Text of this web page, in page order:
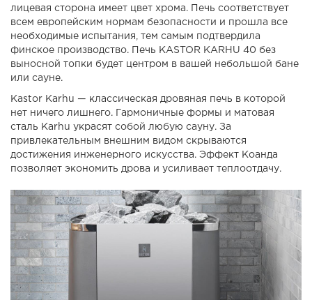
лицевая сторона имеет цвет хрома. Печь соответствует
всем европейским нормам безопасности и прошла все
необходимые испытания, тем самым подтвердила
финское производство. Печь KASTOR KARHU 40 без
выносной топки будет центром в вашей небольшой бане
или сауне.
Kastor Karhu — классическая дровяная печь в которой
нет ничего лишнего. Гармоничные формы и матовая
сталь Karhu украсят собой любую сауну. За
привлекательным внешним видом скрываются
достижения инженерного искусства. Эффект Коанда
позволяет экономить дрова и усиливает теплоотдачу.